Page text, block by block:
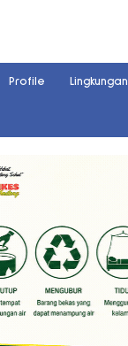
Profile Lingkungan